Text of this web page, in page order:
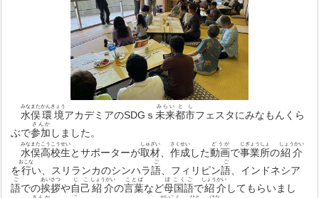
水俣
みなまた
環境
かんきょう
アカデミアのSDGｓ未来
みらい
都市
とし
フェスタにみなもんくら
ぶで参加
さんか
しました。
水俣
みなまた
高校生
こうこうせい
とサポーターが取材
しゅざい
、作成
さくせい
した動画
どうが
で事業所
じぎょうしょ
の紹介
しょうかい
を行
おこな
い、スリランカのシンハラ語
ご
、フィリピン語
ご
、インドネシア
語
ご
での挨拶
あいさつ
や自己
じこ
紹介
しょうかい
の言葉
ことば
など母国語
ぼこくご
で紹
しょう
介
かい
してもらいまし